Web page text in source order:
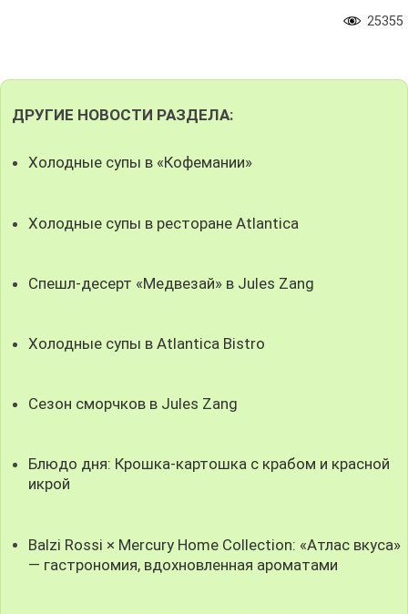
25355
ДРУГИЕ НОВОСТИ РАЗДЕЛА:
Холодные супы в «Кофемании»
Холодные супы в ресторане Atlantica
Спешл-десерт «Медвезай» в Jules Zang
Холодные супы в Atlantica Bistro
Сезон сморчков в Jules Zang
Блюдо дня: Крошка-картошка с крабом и красной
икрой
Balzi Rossi × Mercury Home Collection: «Атлас вкуса»
— гастрономия, вдохновленная ароматами